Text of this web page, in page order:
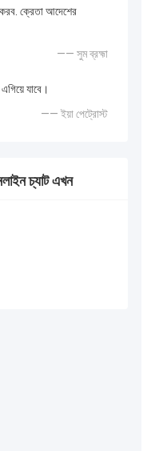
ক্রেতা আদেশের
—— সুম ব্রহ্মা
যাবে।
—— ইয়া পেট্রোস্ট
চ্যাট এখন